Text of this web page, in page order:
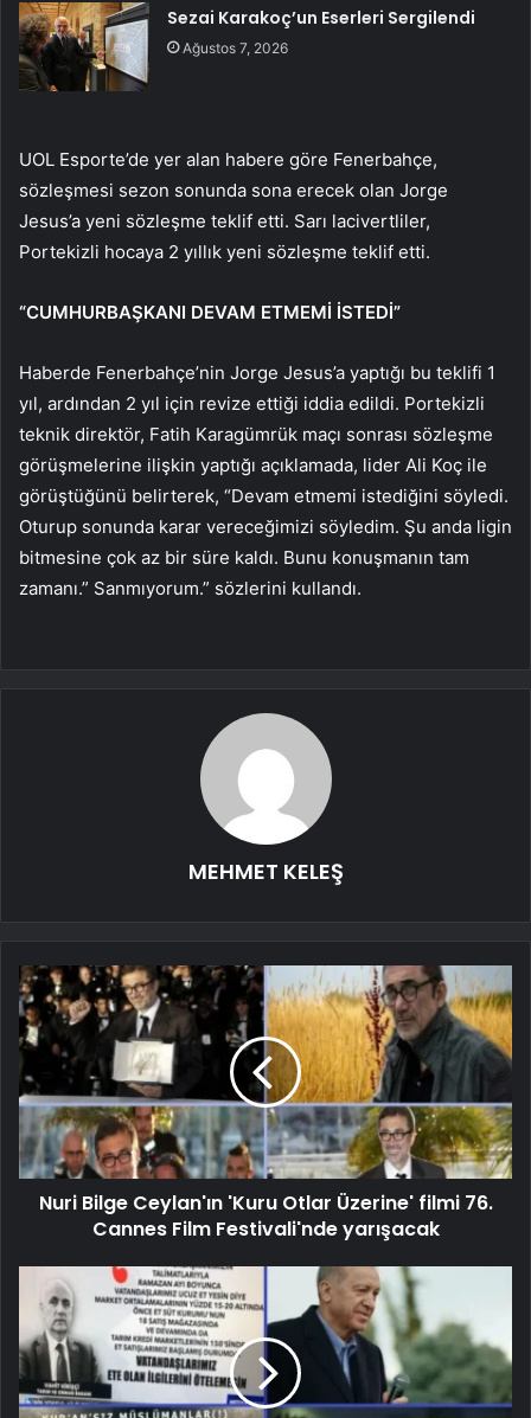
Sezai Karakoç’un Eserleri Sergilendi
Ağustos 7, 2026
UOL Esporte’de yer alan habere göre Fenerbahçe,
sözleşmesi sezon sonunda sona erecek olan Jorge
Jesus’a yeni sözleşme teklif etti. Sarı lacivertliler,
Portekizli hocaya 2 yıllık yeni sözleşme teklif etti.
“CUMHURBAŞKANI DEVAM ETMEMİ İSTEDİ”
Haberde Fenerbahçe’nin Jorge Jesus’a yaptığı bu teklifi 1
yıl, ardından 2 yıl için revize ettiği iddia edildi. Portekizli
teknik direktör, Fatih Karagümrük maçı sonrası sözleşme
görüşmelerine ilişkin yaptığı açıklamada, lider Ali Koç ile
görüştüğünü belirterek, “Devam etmemi istediğini söyledi.
Oturup sonunda karar vereceğimizi söyledim. Şu anda ligin
bitmesine çok az bir süre kaldı. Bunu konuşmanın tam
zamanı.” Sanmıyorum.” sözlerini kullandı.
MEHMET KELEŞ
Nuri Bilge Ceylan'ın 'Kuru Otlar Üzerine' filmi 76.
Cannes Film Festivali'nde yarışacak